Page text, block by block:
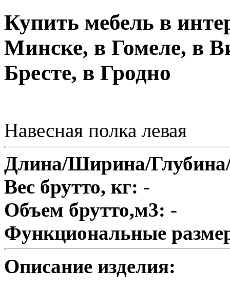
Купить мебель в
Минске, в Гомеле, в
Бресте, в Гродно
Навесная полка левая
Длина/Ширина/
Вес брутто, кг: -
Объем брутто,м3: -
Функциональные
Описание изделия: